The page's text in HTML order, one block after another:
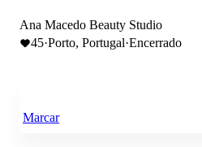
Ana Macedo Beauty Studio
45·Porto, Portugal·Encerrado
Marcar